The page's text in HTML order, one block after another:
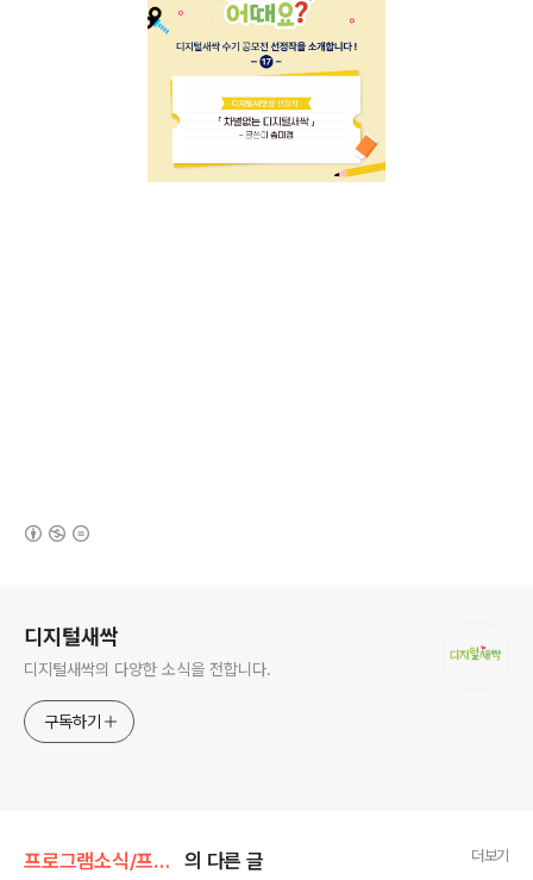
디지털새싹
디지털새싹의 다양한 소식을 전합니다.
구독하기
프로그램소식/프로그램 소개 의 다른 글 더보기